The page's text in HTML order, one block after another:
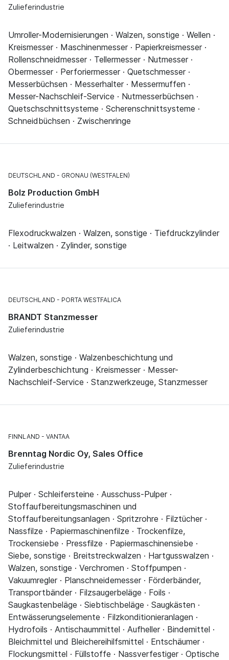
Zulieferindustrie
Umroller-Modernisierungen · Walzen, sonstige · Wellen ·
Kreismesser · Maschinenmesser · Papierkreismesser ·
Rollenschneidmesser · Tellermesser · Nutmesser ·
Obermesser · Perforiermesser · Quetschmesser ·
Messerbüchsen · Messerhalter · Messermuffen ·
Messer-Nachschleif-Service · Nutmesserbüchsen ·
Quetschschnittsysteme · Scherenschnittsysteme ·
Schneidbüchsen · Zwischenringe
DEUTSCHLAND GRONAU (WESTFALEN)
Bolz Production GmbH
Zulieferindustrie
Flexodruckwalzen · Walzen, sonstige · Tiefdruckzylinder
· Leitwalzen · Zylinder, sonstige
DEUTSCHLAND PORTA WESTFALICA
BRANDT Stanzmesser
Zulieferindustrie
Walzen, sonstige · Walzenbeschichtung und
Zylinderbeschichtung · Kreismesser · Messer-
Nachschleif-Service · Stanzwerkzeuge, Stanzmesser
FINNLAND VANTAA
Brenntag Nordic Oy, Sales Office
Zulieferindustrie
Pulper · Schleifersteine · Ausschuss-Pulper ·
Stoffaufbereitungsmaschinen und
Stoffaufbereitungsanlagen · Spritzrohre · Filztücher ·
Nassfilze · Papiermaschinenfilze · Trockenfilze,
Trockensiebe · Pressfilze · Papiermaschinensiebe ·
Siebe, sonstige · Breitstreckwalzen · Hartgusswalzen ·
Walzen, sonstige · Verchromen · Stoffpumpen ·
Vakuumregler · Planschneidemesser · Förderbänder,
Transportbänder · Filzsaugerbeläge · Foils ·
Saugkastenbeläge · Siebtischbeläge · Saugkästen ·
Entwässerungselemente · Filzkonditionieranlagen ·
Hydrofoils · Antischaummittel · Aufheller · Bindemittel ·
Bleichmittel und Bleichereihilfsmittel · Entschäumer ·
Flockungsmittel · Füllstoffe · Nassverfestiger · Optische